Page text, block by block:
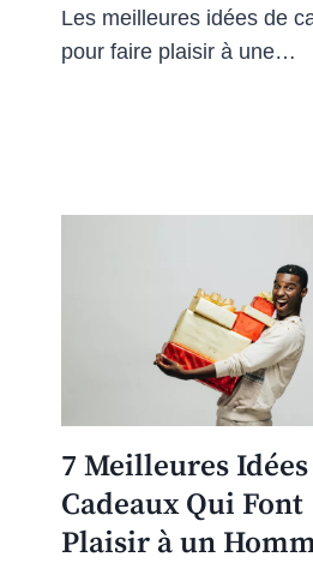
Les meilleures idées de
pour faire plaisir à une…
7 Meilleures
Cadeaux Qui Font
Plaisir à un